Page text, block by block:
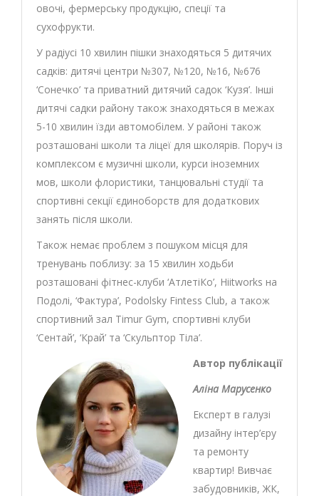
овочі, фермерську продукцію, спеції та
сухофрукти.
У радіусі 10 хвилин пішки знаходяться 5 дитячих
садків: дитячі центри №307, №120, №16, №676
‘Сонечко’ та приватний дитячий садок ‘Кузя’. Інші
дитячі садки району також знаходяться в межах
5-10 хвилин їзди автомобілем. У районі також
розташовані школи та ліцеї для школярів. Поруч із
комплексом є музичні школи, курси іноземних
мов, школи флористики, танцювальні студії та
спортивні секції єдиноборств для додаткових
занять після школи.
Також немає проблем з пошуком місця для
тренувань поблизу: за 15 хвилин ходьби
розташовані фітнес-клуби ‘АтлетіКо’, Hiitworks на
Подолі, ‘Фактура’, Podolsky Fintess Club, а також
спортивний зал Timur Gym, спортивні клуби
‘Сентай’, ‘Край’ та ‘Скульптор Тіла’.
Автор публікації
Аліна Марусенко
Експерт в галузі
дизайну інтер’єру
та ремонту
квартир! Вивчає
забудовників, ЖК,